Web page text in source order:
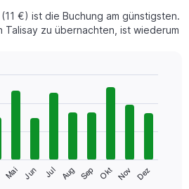
€) ist die Buchung am günstigsten.
Talisay zu übernachten, ist wiederum
Mai Jun Jul Aug Sep Okt Nov Dez